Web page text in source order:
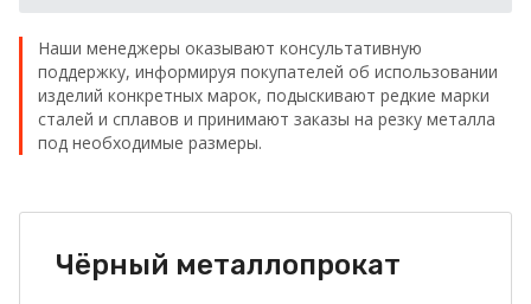
Наши менеджеры оказывают консультативную
поддержку, информируя покупателей об использовании
изделий конкретных марок, подыскивают редкие марки
сталей и сплавов и принимают заказы на резку металла
под необходимые размеры.
Чёрный металлопрокат